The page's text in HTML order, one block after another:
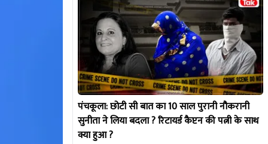
पंचकूला: छोटी सी बात का 10 साल पुरानी नौकरानी
सुनीता ने लिया बदला ? रिटायर्ड कैप्टन की पत्नी के साथ
क्या हुआ ?